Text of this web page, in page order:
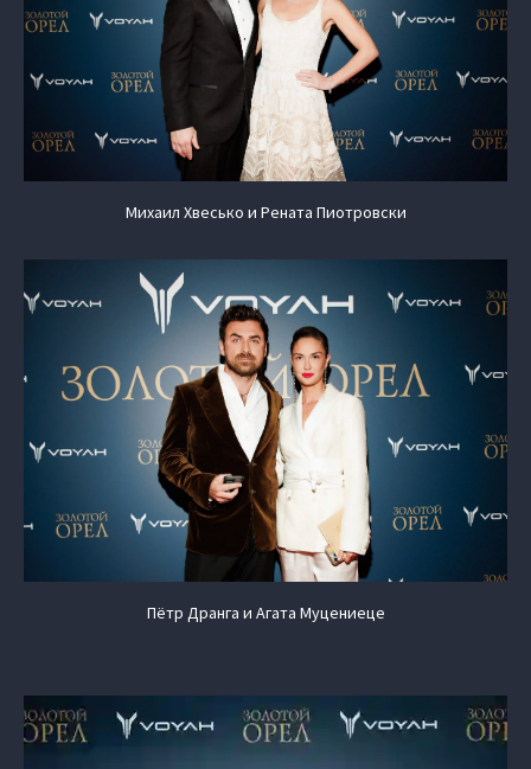
Михаил Хвесько и Рената Пиотровски
Пётр Дранга и Агата Муцениеце